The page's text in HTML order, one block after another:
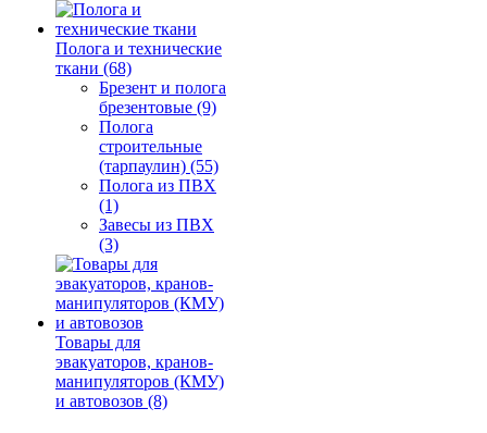
Полога и технические
ткани (68)
Брезент и полога
брезентовые (9)
Полога
строительные
(тарпаулин) (55)
Полога из ПВХ
(1)
Завесы из ПВХ
(3)
Товары для
эвакуаторов, кранов-
манипуляторов (КМУ)
и автовозов (8)